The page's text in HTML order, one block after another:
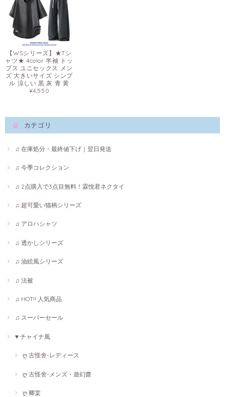
【WSシリーズ】★Tシ
ャツ★ 4color 半袖 トッ
プス ユニセックス メン
ズ 大きいサイズ シンプ
ル 涼しい 黒 灰 青 黄
¥4,550
カテゴリ
♫ 在庫処分・最終値下げ｜翌日発送
♫ 今季コレクション
♫ 2点購入で3点目無料！霖悅君ネクタイ
♫ 超可愛い猫柄シリーズ
♫ アロハシャツ
♫ 透かしシリーズ
♫ 油絵風シリーズ
♫ 法被
♫ HOT!! 人気商品
♫ スーパーセール
♥ チャイナ風
ღ 古怪舍-レディース
ღ 古怪舍-メンズ・遊幻齋
ღ 卿棠